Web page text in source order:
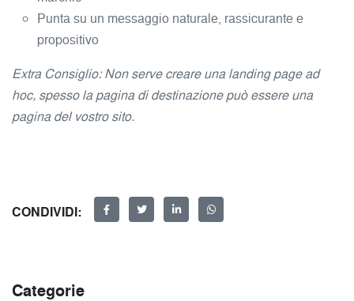
Punta su un messaggio naturale, rassicurante e
propositivo
Extra Consiglio: Non serve creare una landing page ad
hoc, spesso la pagina di destinazione può essere una
pagina del vostro sito.
CONDIVIDI:
Categorie